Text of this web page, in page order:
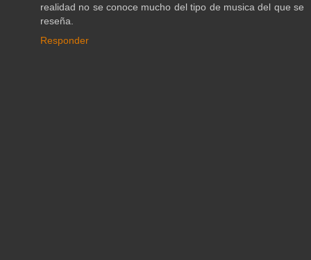
realidad no se conoce mucho del tipo de musica del que se
reseña.
Responder